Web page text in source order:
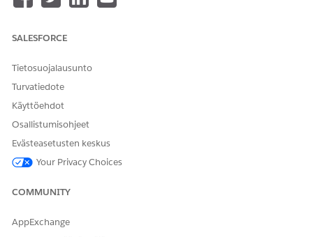
SALESFORCE
Tietosuojalausunto
Turvatiedote
Käyttöehdot
Osallistumisohjeet
Evästeasetusten keskus
Your Privacy Choices
COMMUNITY
AppExchange